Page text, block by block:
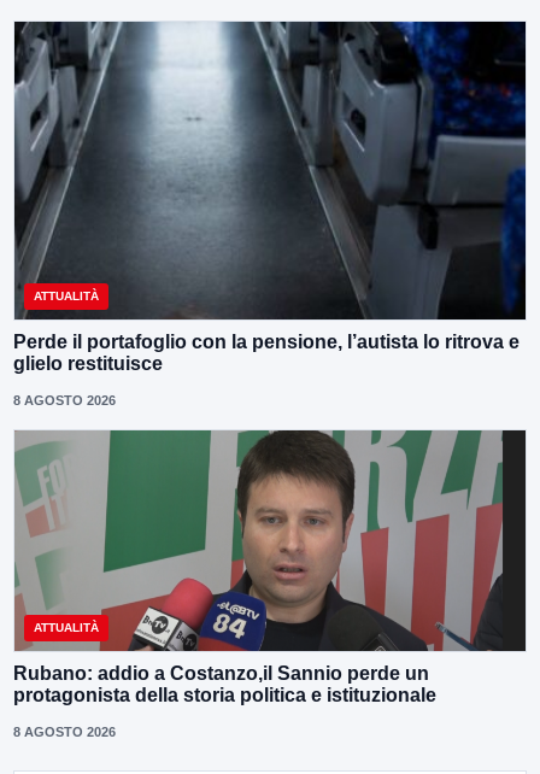
ATTUALITÀ
Perde il portafoglio con la pensione, l’autista lo ritrova e
glielo restituisce
8 AGOSTO 2026
ATTUALITÀ
Rubano: addio a Costanzo,il Sannio perde un
protagonista della storia politica e istituzionale
8 AGOSTO 2026